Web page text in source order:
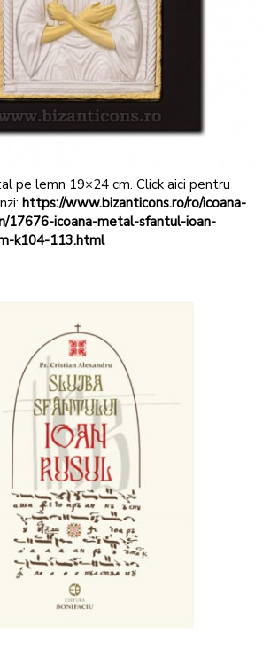
pe lemn 19×24 cm. Click aici pentru
https://www.bizanticons.ro/ro/icoana-
17676-icoana-metal-sfantul-ioan-
k104-113.html